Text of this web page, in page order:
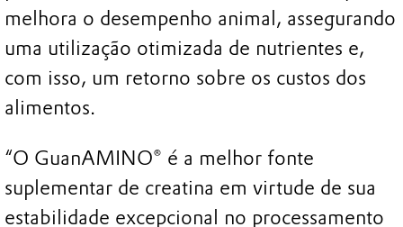
melhora o desempenho animal, assegurando
uma utilização otimizada de nutrientes e,
com isso, um retorno sobre os custos dos
alimentos.
“O GuanAMINO® é a melhor fonte
suplementar de creatina em virtude de sua
estabilidade excepcional no processamento